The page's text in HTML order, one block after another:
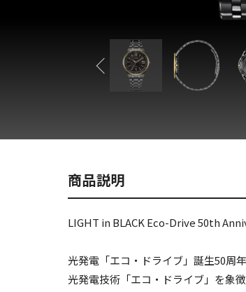
商品説明
LIGHT in BLACK Eco-Drive 50th
光発電「エコ・ドライブ」誕生50周
光発電技術「エコ・ドライブ」を象